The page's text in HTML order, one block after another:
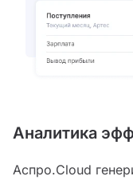
Аналитика
Аспро.Cloud